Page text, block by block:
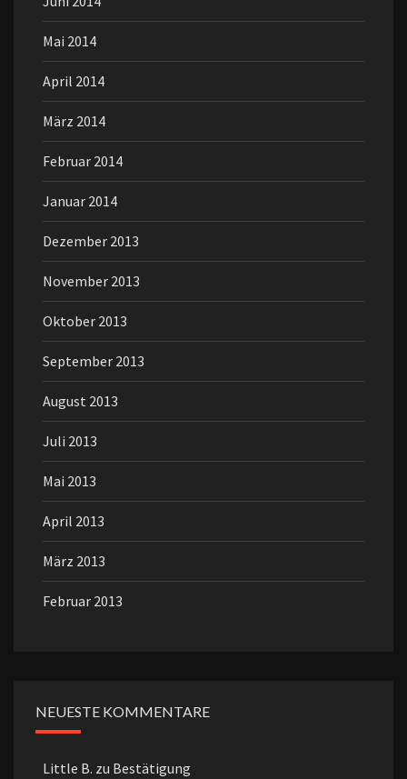
Mai 2014
April 2014
März 2014
Februar 2014
Januar 2014
Dezember 2013
November 2013
Oktober 2013
September 2013
August 2013
Juli 2013
Mai 2013
April 2013
März 2013
Februar 2013
NEUESTE KOMMENTARE
Little B. zu Bestätigung